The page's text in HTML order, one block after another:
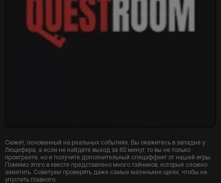
Сюжет, основанный на реальных событиях. Вы окажитесь в западне у
Люцифера, а если не найдете выход за 60 минут, то вы не только
проиграете, но и получите дополнительный спецэффект от нашей игры.
Помимо этого в квесте представлено много тайников, которые сложно
заметить. Советуем проверять даже самые маленькие щели, чтобы не
упустить главного.